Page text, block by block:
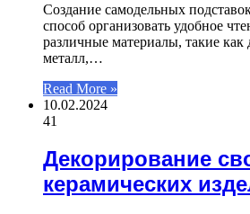
Создание самодельных
способ организовать удобное
различные материалы, такие как
металл,…
Read More »
10.02.2024
41
Декорирование
керамических